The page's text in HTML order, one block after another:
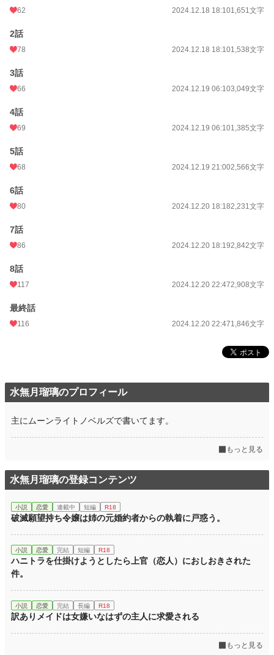
24h.ポイント
文字数
更新日時
初回公開日時
初回完結日時
週間ポイント
年間ポイント
62 2024.12.18 18:101,651文字
2話
78 2024.12.18 18:101,538文字
3話
66 2024.12.19 06:103,049文字
4話
69 2024.12.19 06:101,385文字
5話
68 2024.12.19 21:002,566文字
6話
80 2024.12.20 18:182,231文字
7話
86 2024.12.20 18:192,842文字
8話
117 2024.12.20 22:472,908文字
最終話
116 2024.12.20 22:471,846文字
水無月瑠璃のプロフィール
主にムーンライトノベルズで書いてます。
もっと見る
水無月瑠璃の登録コンテンツ
小説 恋愛 連載中 短編 R18
破滅願望持ち令嬢は姉の元婚約者からの執着に戸惑う。
小説 恋愛 完結 短編 R18
ハニトラを仕掛けようとしたら上官（恋人）におしおきされた
件。
小説 恋愛 完結 長編 R18
訳ありメイドは女嫌いなはずの主人に求愛される
もっと見る